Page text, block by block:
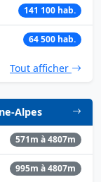
141 100 hab.
64 500 hab.
Tout afficher
Alpes
571m à 4807m
995m à 4807m